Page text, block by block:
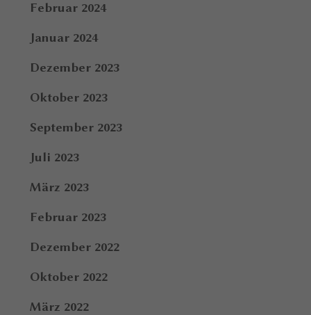
Februar 2024
Januar 2024
Dezember 2023
Oktober 2023
September 2023
Juli 2023
März 2023
Februar 2023
Dezember 2022
Oktober 2022
März 2022